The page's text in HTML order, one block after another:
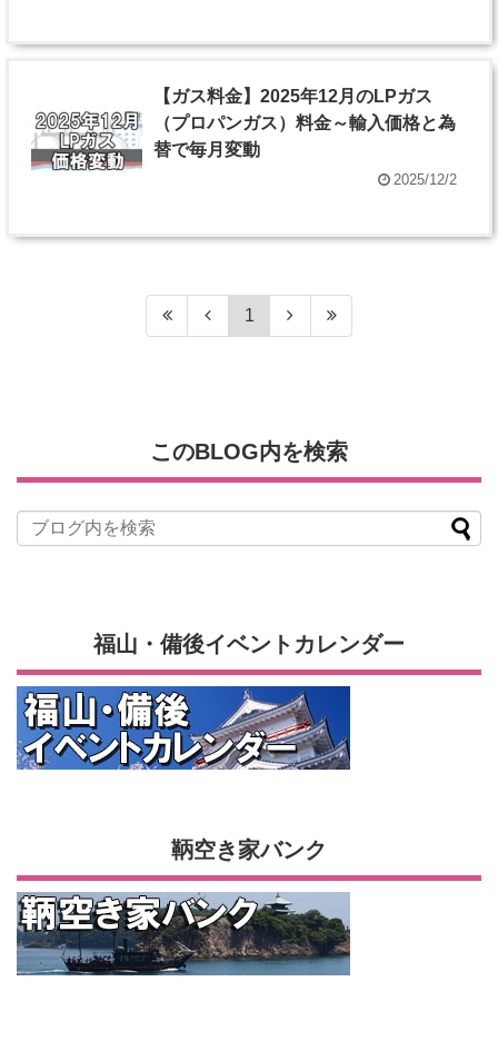
【ガス料金】2025年12月のLPガス
（プロパンガス）料金～輸入価格と為
替で毎月変動
2025/12/2
1
このBLOG内を検索
福山・備後イベントカレンダー
鞆空き家バンク